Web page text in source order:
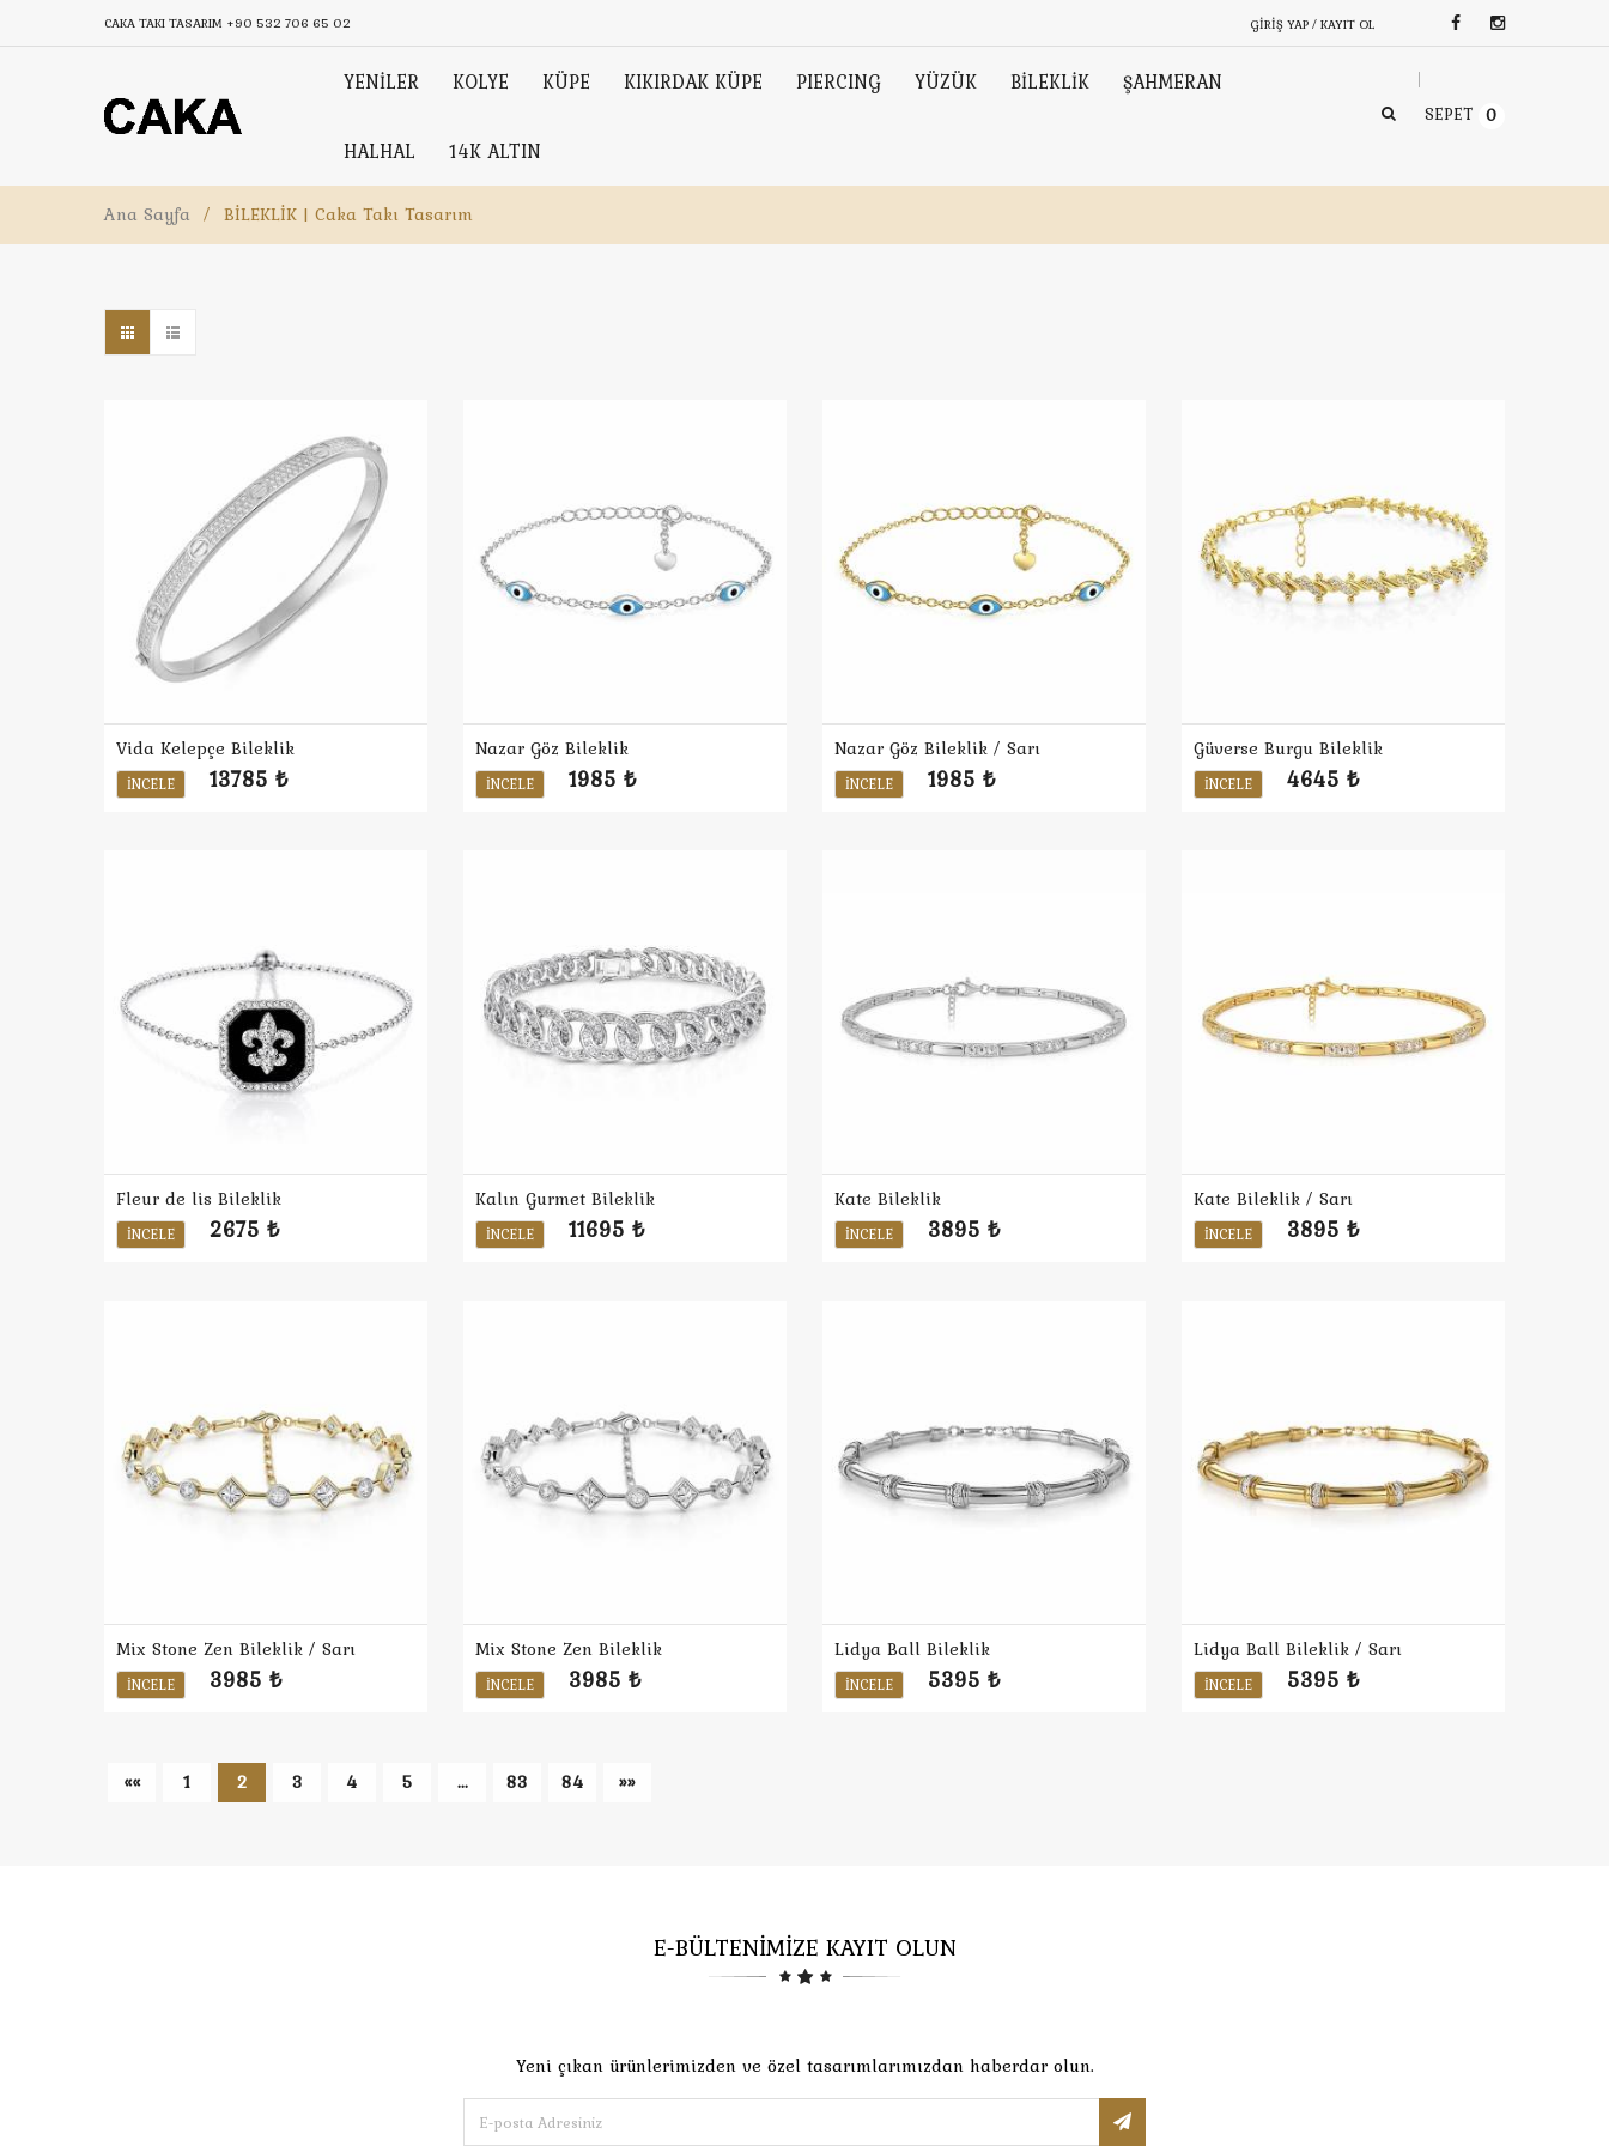
CAKA TAKI TASARIM +90 532 706 65 02 GIRIŞ YAP / KAYIT OL
YENİLER KOLYE KÜPE KIKIRDAK KÜPE PIERCING YÜZÜK BİLEKLİK ŞAHMERAN
HALHAL 14K ALTIN
SEPET 0
Ana Sayfa / BİLEKLİK | Caka Takı Tasarım
Vida Kelepçe Bileklik
İNCELE 13785 ₺
Nazar Göz Bileklik
İNCELE 1985 ₺
Nazar Göz Bileklik / Sarı
İNCELE 1985 ₺
Güverse Burgu Bileklik
İNCELE 4645 ₺
Fleur de lis Bileklik
İNCELE 2675 ₺
Kalın Gurmet Bileklik
İNCELE 11695 ₺
Kate Bileklik
İNCELE 3895 ₺
Kate Bileklik / Sarı
İNCELE 3895 ₺
Mix Stone Zen Bileklik / Sarı
İNCELE 3985 ₺
Mix Stone Zen Bileklik
İNCELE 3985 ₺
Lidya Ball Bileklik
İNCELE 5395 ₺
Lidya Ball Bileklik / Sarı
İNCELE 5395 ₺
«« 1 2 3 4 5 ... 83 84 »»
E-BÜLTENİMİZE KAYIT OLUN
Yeni çıkan ürünlerimizden ve özel tasarımlarımızdan haberdar olun.